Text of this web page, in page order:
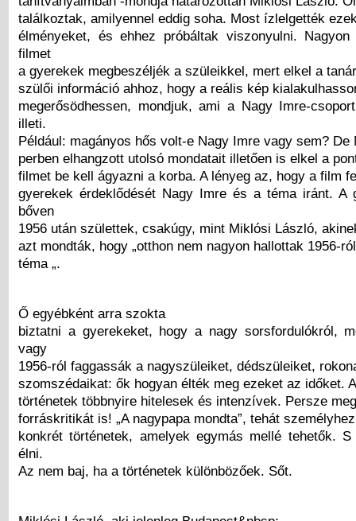
találkoztak, amilyennel eddig soha. Most ízlelgették
élményeket, és ehhez próbáltak viszonyulni.
filmet
a gyerekek megbeszéljék a szüleikkel, mert elkel a
szülői információ ahhoz, hogy a reális kép
megerősödhessen, mondjuk, ami a Nagy Imre-
illeti.
Például: magányos hős volt-e Nagy Imre vagy sem? De
perben elhangzott utolsó mondatait illetően is elkel a
filmet be kell ágyazni a korba. A lényeg az, hogy a film
gyerekek érdeklődését Nagy Imre és a téma iránt. A
bőven
1956 után születtek, csakúgy, mint Miklósi László,
azt mondták, hogy „otthon nem nagyon hallottak 1956-
téma „.
Ő egyébként arra szokta
biztatni a gyerekeket, hogy a nagy sorsfordulókról,
vagy
1956-ról faggassák a nagyszüleiket, dédszüleiket,
szomszédaikat: ők hogyan élték meg ezeket az időket.
történetek többnyire hitelesek és intenzívek. Persze
forráskritikát is! „A nagypapa mondta”, tehát
konkrét történetek, amelyek egymás mellé tehetők.
élni.
Az nem baj, ha a történetek különbözőek. Sőt.